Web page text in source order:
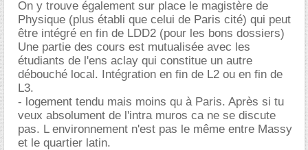
On y trouve également sur place le magistère de
Physique (plus établi que celui de Paris cité) qui peut
être intégré en fin de LDD2 (pour les bons dossiers)
Une partie des cours est mutualisée avec les
étudiants de l'ens aclay qui constitue un autre
débouché local. Intégration en fin de L2 ou en fin de
L3.
- logement tendu mais moins qu à Paris. Après si tu
veux absolument de l'intra muros ca ne se discute
pas. L environnement n'est pas le même entre Massy
et le quartier latin.